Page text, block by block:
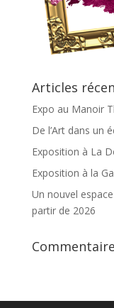
Articles
Expo au Manoir
De l’Art dans un
Exposition à La
Exposition à la
Un nouvel
partir de 2026